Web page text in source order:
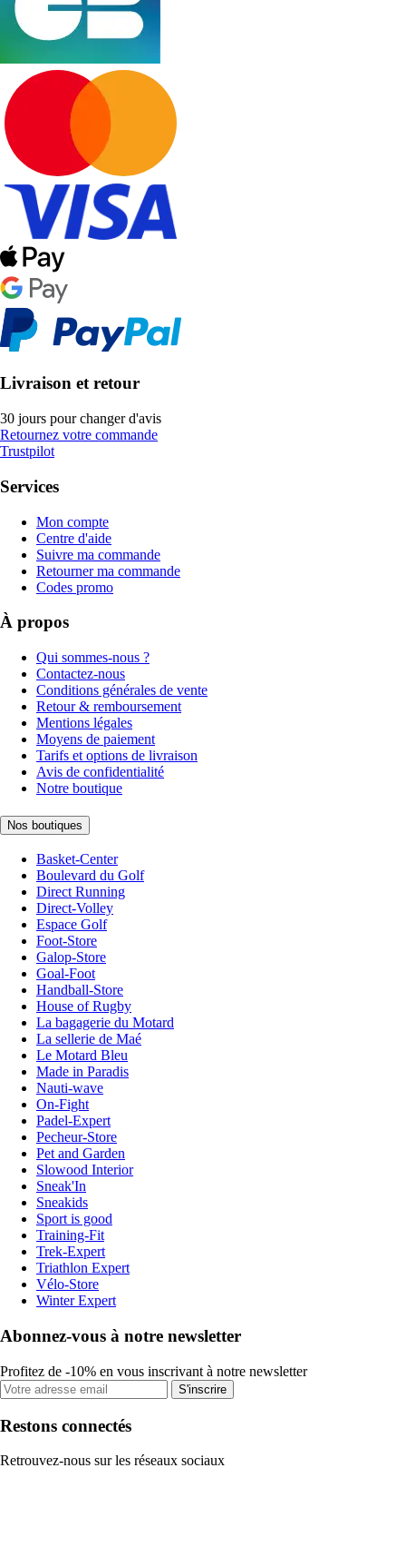
Livraison et retour
30 jours pour changer d'avis
Retournez votre commande
Trustpilot
Services
Mon compte
Centre d'aide
Suivre ma commande
Retourner ma commande
Codes promo
À propos
Qui sommes-nous ?
Contactez-nous
Conditions générales de vente
Retour & remboursement
Mentions légales
Moyens de paiement
Tarifs et options de livraison
Avis de confidentialité
Notre boutique
Nos boutiques
Basket-Center
Boulevard du Golf
Direct Running
Direct-Volley
Espace Golf
Foot-Store
Galop-Store
Goal-Foot
Handball-Store
House of Rugby
La bagagerie du Motard
La sellerie de Maé
Le Motard Bleu
Made in Paradis
Nauti-wave
On-Fight
Padel-Expert
Pecheur-Store
Pet and Garden
Slowood Interior
Sneak'In
Sneakids
Sport is good
Training-Fit
Trek-Expert
Triathlon Expert
Vélo-Store
Winter Expert
Abonnez-vous à notre newsletter
Profitez de -10% en vous inscrivant à notre newsletter
S'inscrire
Restons connectés
Retrouvez-nous sur les réseaux sociaux